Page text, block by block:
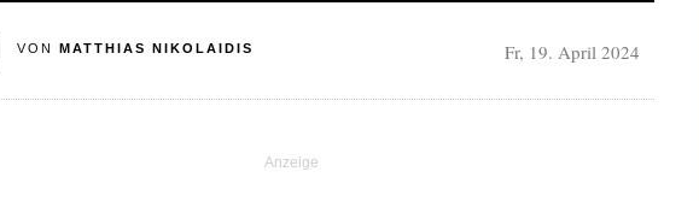
VON MATTHIAS NIKOLAIDIS Fr, 19. April 2024